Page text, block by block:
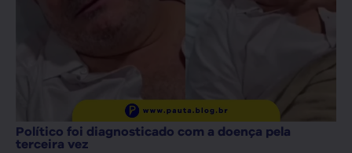
Político foi diagnosticado com a doença pela
terceira vez